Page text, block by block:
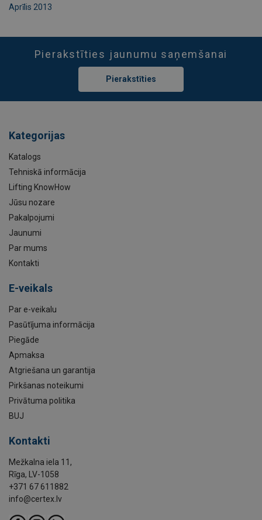
Aprīlis 2013
Pierakstīties jaunumu saņemšanai
Pierakstīties
Kategorijas
Katalogs
Tehniskā informācija
Lifting KnowHow
Jūsu nozare
Pakalpojumi
Jaunumi
Par mums
Kontakti
E-veikals
Par e-veikalu
Pasūtījuma informācija
Piegāde
Apmaksa
Atgriešana un garantija
Pirkšanas noteikumi
Privātuma politika
BUJ
Kontakti
Mežkalna iela 11,
Rīga, LV-1058
+371 67 611882
info@certex.lv